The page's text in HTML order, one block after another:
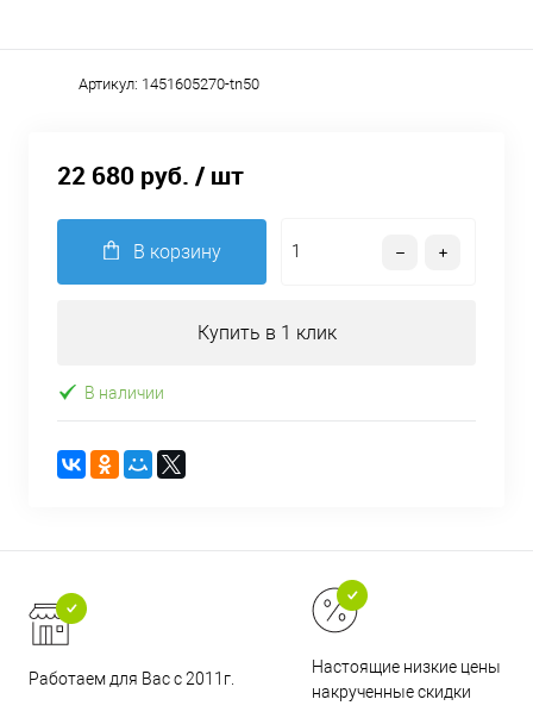
Артикул: 1451605270-tn50
22 680 руб. / шт
В корзину
Купить в 1 клик
В наличии
Работаем для Вас с 2011г.
Настоящие низкие цены и
накрученные скидки